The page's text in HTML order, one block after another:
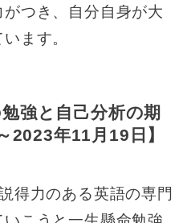
つき、自分自身が大
ます。
強と自己分析の期
2023年11月19日】
得力のある英語の専門